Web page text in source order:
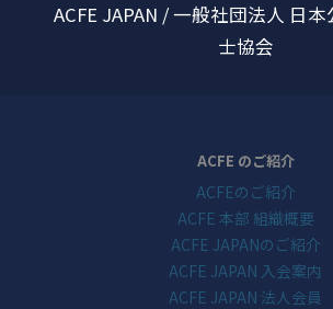
ACFE JAPAN / 一般社団法人 日
士協会
ACFE のご紹介
ACFEのご紹介
ACFE 本部 組織概要
ACFE JAPANのご紹介
ACFE JAPAN 入会案内
ACFE JAPAN 法人会員